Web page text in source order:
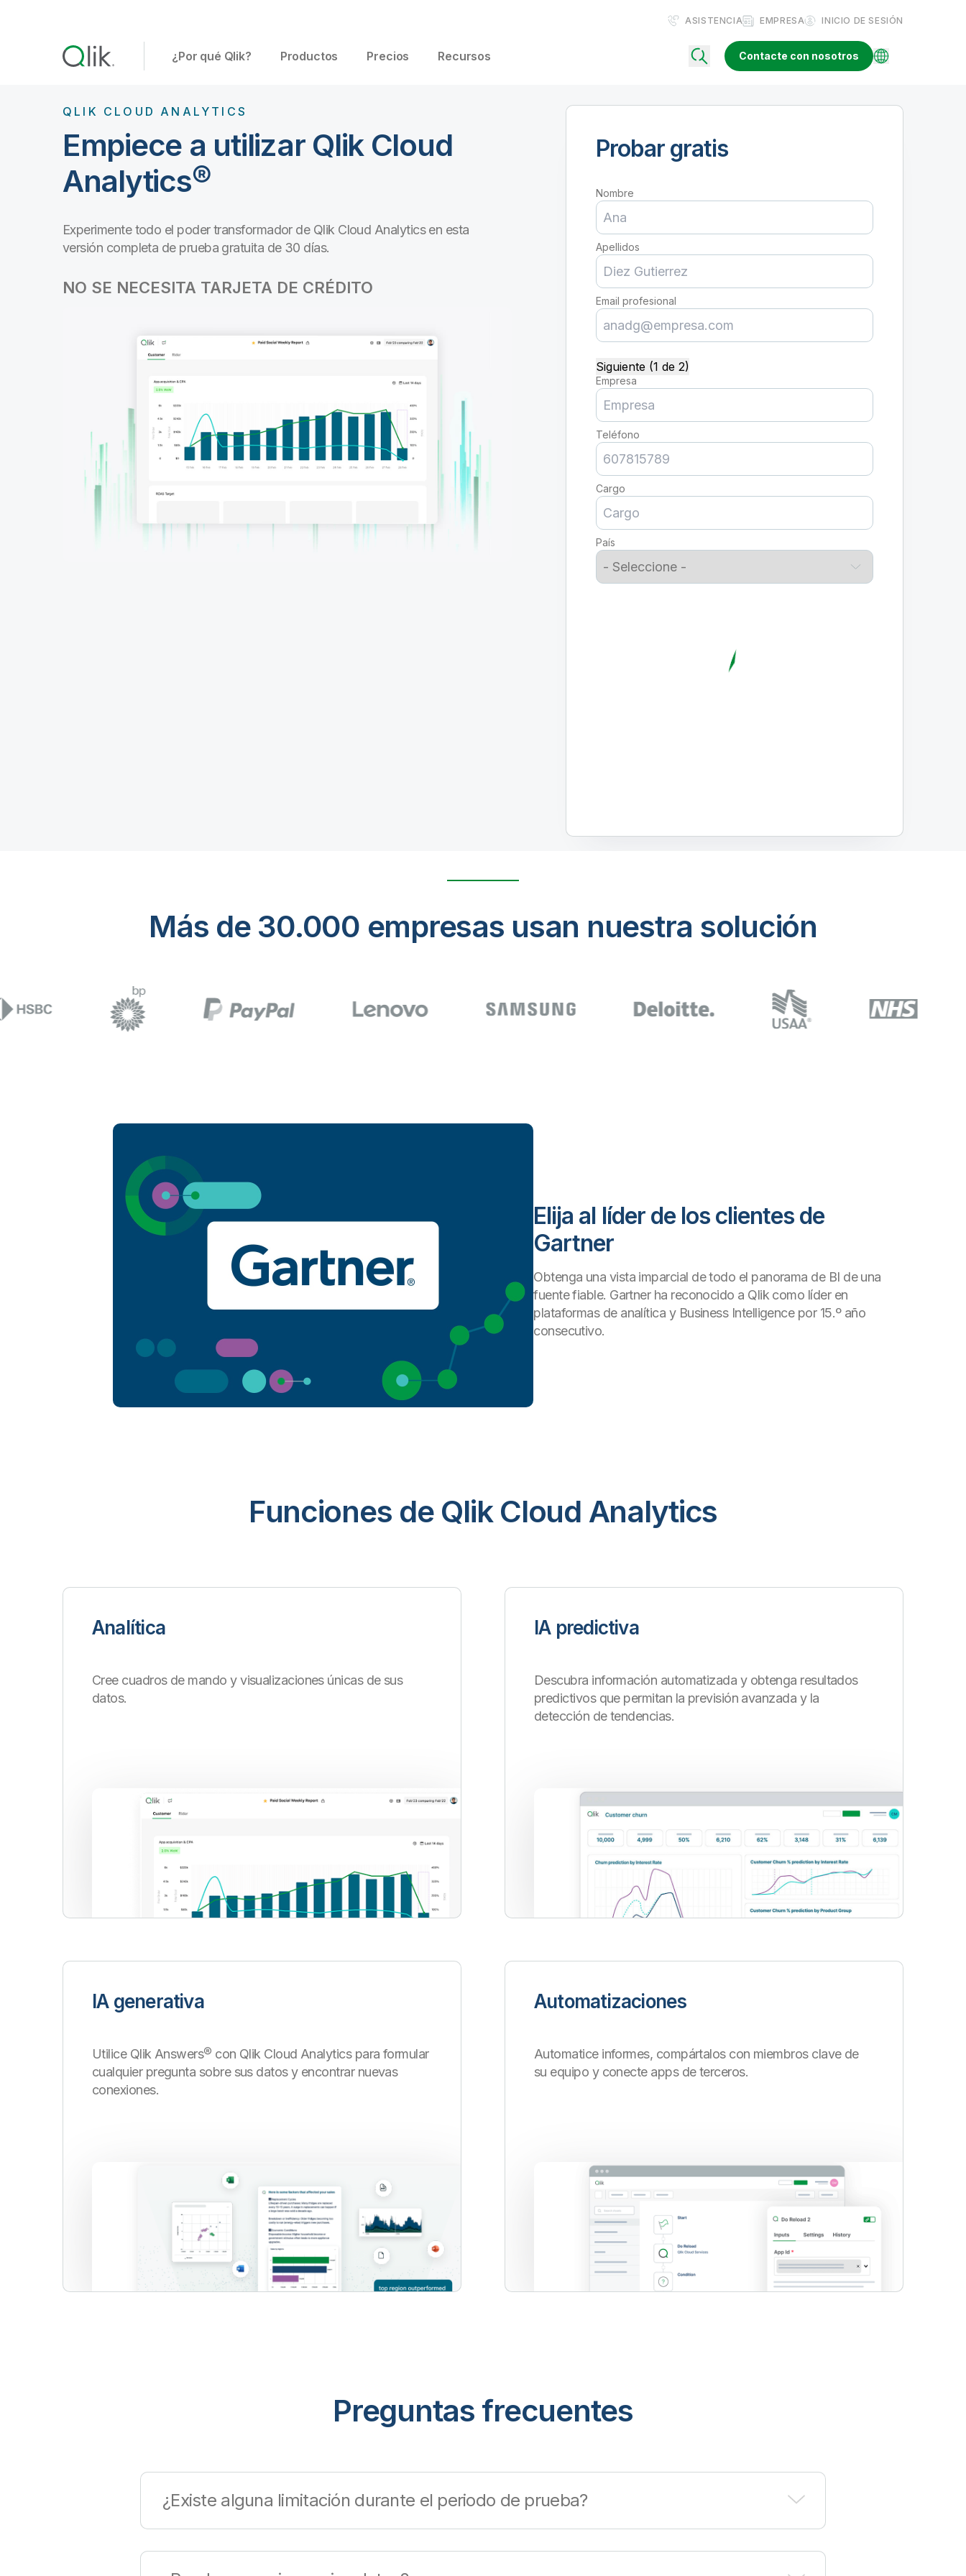
ASISTENCIA EMPRESA INICIO DE SESIÓN
¿Por qué Qlik? Productos Precios Recursos Contacte con nosotros
QLIK CLOUD ANALYTICS
Empiece a utilizar Qlik Cloud
Analytics®
Experimente todo el poder transformador de Qlik Cloud Analytics en esta
versión completa de prueba gratuita de 30 días.
NO SE NECESITA TARJETA DE CRÉDITO
Probar gratis
Nombre
Apellidos
Email profesional
Siguiente (1 de 2)
Empresa
Teléfono
Cargo
País
Más de 30.000 empresas usan nuestra solución
Elija al líder de los clientes de
Gartner
Obtenga una vista imparcial de todo el panorama de BI de una
fuente fiable. Gartner ha reconocido a Qlik como líder en
plataformas de analítica y Business Intelligence por 15.º año
consecutivo.
Funciones de Qlik Cloud Analytics
Analítica
Cree cuadros de mando y visualizaciones únicas de sus
datos.
IA predictiva
Descubra información automatizada y obtenga resultados
predictivos que permitan la previsión avanzada y la
detección de tendencias.
IA generativa
Utilice Qlik Answers® con Qlik Cloud Analytics para formular
cualquier pregunta sobre sus datos y encontrar nuevas
conexiones.
Automatizaciones
Automatice informes, compártalos con miembros clave de
su equipo y conecte apps de terceros.
Preguntas frecuentes
¿Existe alguna limitación durante el periodo de prueba?